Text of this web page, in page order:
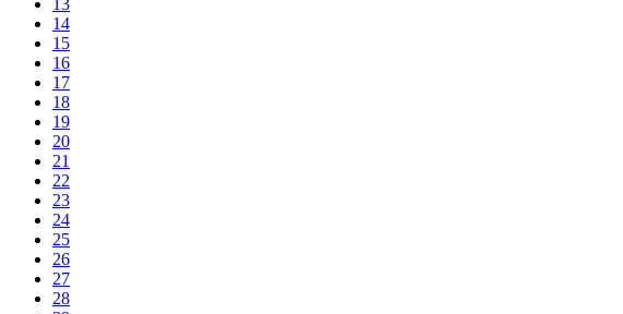
13
14
15
16
17
18
19
20
21
22
23
24
25
26
27
28